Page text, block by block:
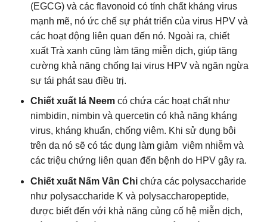
(EGCG) và các flavonoid có tính chất kháng virus
mạnh mẽ, nó ức chế sự phát triển của virus HPV và
các hoạt động liên quan đến nó. Ngoài ra, chiết
xuất Trà xanh cũng làm tăng miễn dịch, giúp tăng
cường khả năng chống lại virus HPV và ngăn ngừa
sự tái phát sau điều trị.
Chiết xuất lá Neemcó chứa các hoạt chất như
nimbidin, nimbin và quercetin có khả năng kháng
virus, kháng khuẩn, chống viêm. Khi sử dụng bôi
trên da nó sẽ có tác dụng làm giảm viêm nhiễm và
các triệu chứng liên quan đến bệnh do HPV gây ra.
Chiết xuất Nấm Vân Chichứa các polysaccharide
như polysaccharide K và polysaccharopeptide,
được biết đến với khả năng củng cố hệ miễn dịch,